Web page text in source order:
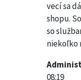
vecí sa
shopu.
so
niekoľko
08:19